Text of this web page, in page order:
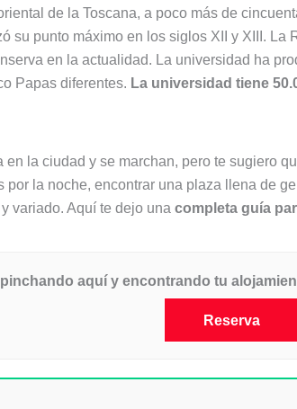
de la Toscana, a poco más de
su punto máximo en los siglos XII y XIII.
en la actualidad. La universidad ha
Papas diferentes. La universidad tiene
la ciudad y se marchan, pero te sugiero
la noche, encontrar una plaza llena de
variado. Aquí te dejo una completa guía
aquí y encontrando tu
Reserva